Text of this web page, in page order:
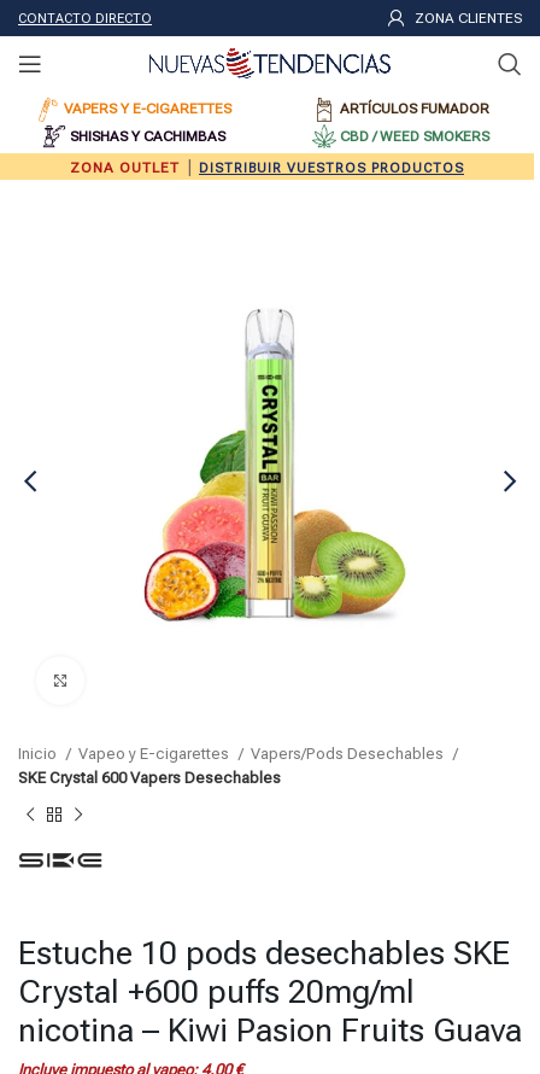
CONTACTO DIRECTO ZONA CLIENTES
VAPERS Y E-CIGARETTES
ARTÍCULOS FUMADOR
SHISHAS Y CACHIMBAS
CBD / WEED SMOKERS
ZONA OUTLET
DISTRIBUIR VUESTROS PRODUCTOS
Inicio Vapeo y E-cigarettes
Vapers/Pods Desechables
SKE Crystal 600 Vapers Desechables
Estuche 10 pods desechables SKE
Crystal +600 puffs 20mg/ml
nicotina – Kiwi Pasion Fruits Guava
Incluye impuesto al vapeo: 4.00€